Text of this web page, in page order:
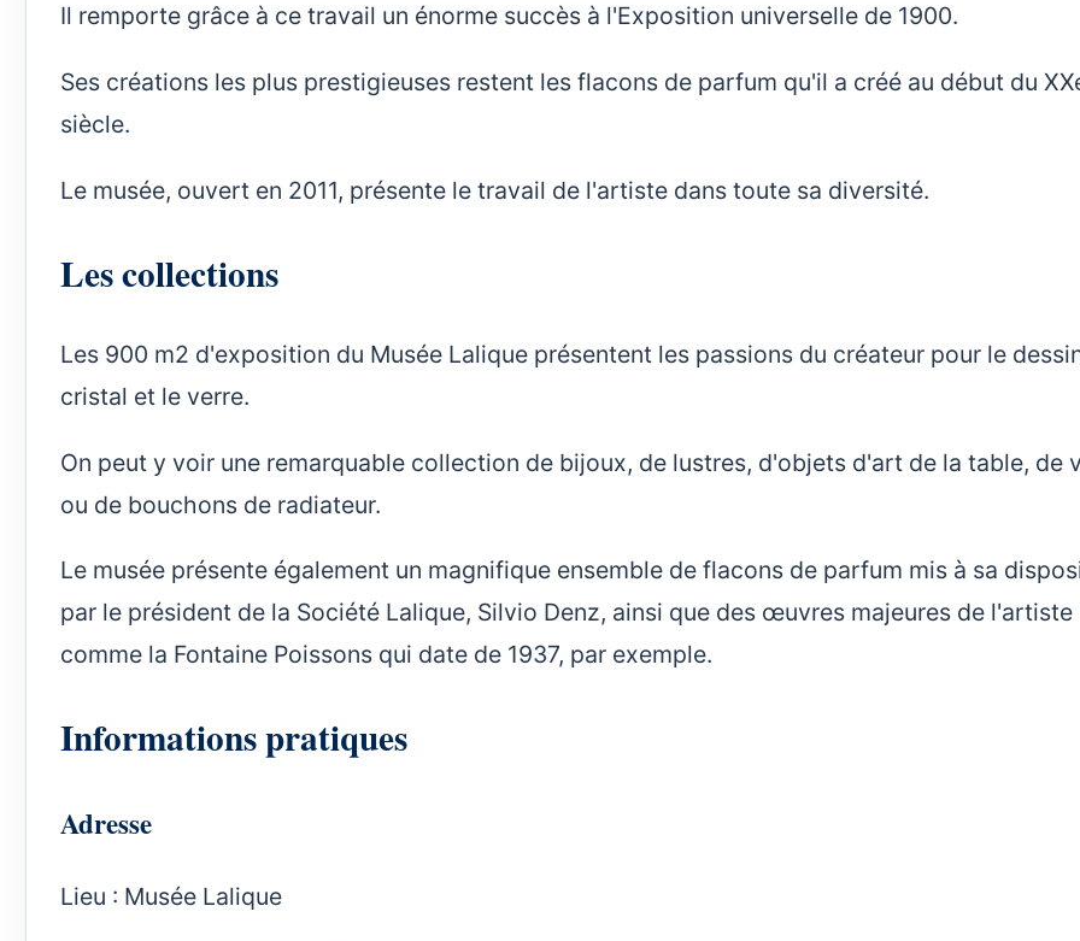
Il remporte grâce à ce travail un énorme succès à l'Exposition universelle de 1900.
Ses créations les plus prestigieuses restent les flacons de parfum qu'il a créé au début du
siècle.
Le musée, ouvert en 2011, présente le travail de l'artiste dans toute sa diversité.
Les collections
Les 900 m2 d'exposition du Musée Lalique présentent les passions du créateur pour le
cristal et le verre.
On peut y voir une remarquable collection de bijoux, de lustres, d'objets d'art de la table, de
ou de bouchons de radiateur.
Le musée présente également un magnifique ensemble de flacons de parfum mis à sa
par le président de la Société Lalique, Silvio Denz, ainsi que des œuvres majeures de l'artiste
comme la Fontaine Poissons qui date de 1937, par exemple.
Informations pratiques
Adresse
Lieu : Musée Lalique